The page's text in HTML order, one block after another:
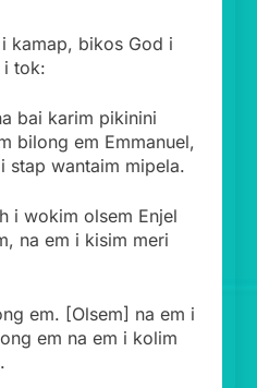
kamap, bikos God i
i tok:
bai karim pikinini
bilong em Emmanuel,
stap wantaim mipela.
i wokim olsem Enjel
na em i kisim meri
em. [Olsem] na em i
em na em i kolim